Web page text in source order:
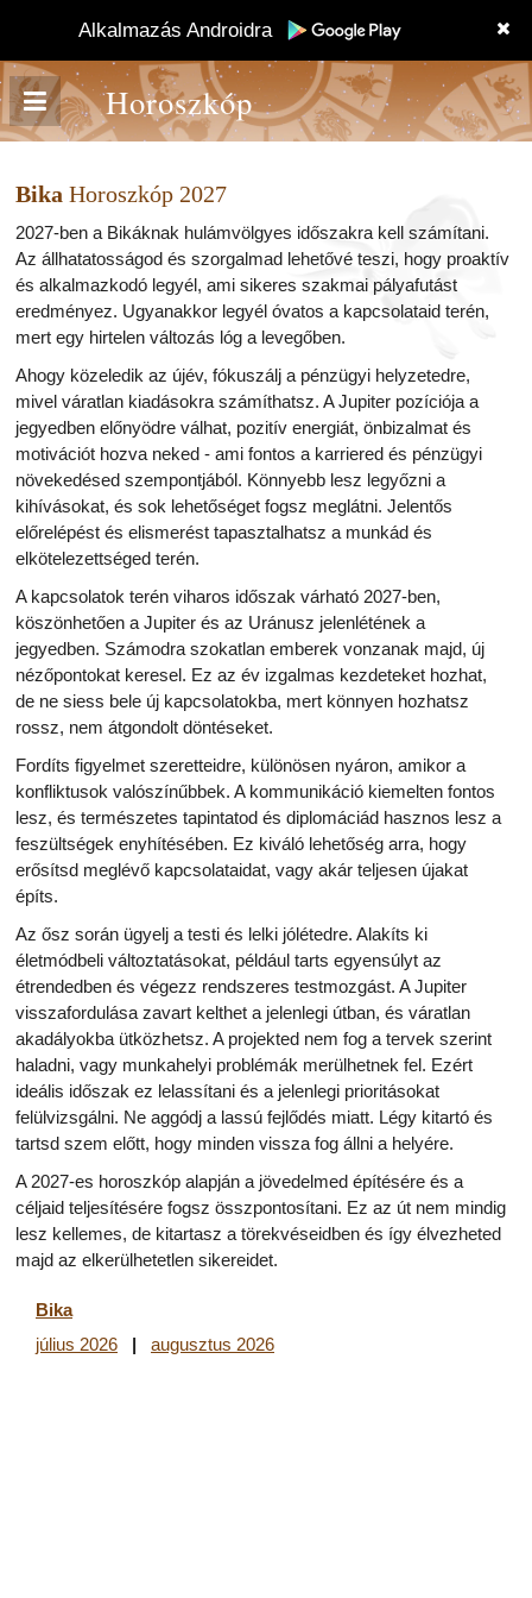
Alkalmazás Androidra
Horoszkóp
Bika Horoszkóp 2027
2027-ben a Bikáknak hulámvölgyes időszakra kell számítani.
Az állhatatosságod és szorgalmad lehetővé teszi, hogy proaktív
és alkalmazkodó legyél, ami sikeres szakmai pályafutást
eredményez. Ugyanakkor legyél óvatos a kapcsolataid terén,
mert egy hirtelen változás lóg a levegőben.
Ahogy közeledik az újév, fókuszálj a pénzügyi helyzetedre,
mivel váratlan kiadásokra számíthatsz. A Jupiter pozíciója a
jegyedben előnyödre válhat, pozitív energiát, önbizalmat és
motivációt hozva neked - ami fontos a karriered és pénzügyi
növekedésed szempontjából. Könnyebb lesz legyőzni a
kihívásokat, és sok lehetőséget fogsz meglátni. Jelentős
előrelépést és elismerést tapasztalhatsz a munkád és
elkötelezettséged terén.
A kapcsolatok terén viharos időszak várható 2027-ben,
köszönhetően a Jupiter és az Uránusz jelenlétének a
jegyedben. Számodra szokatlan emberek vonzanak majd, új
nézőpontokat keresel. Ez az év izgalmas kezdeteket hozhat,
de ne siess bele új kapcsolatokba, mert könnyen hozhatsz
rossz, nem átgondolt döntéseket.
Fordíts figyelmet szeretteidre, különösen nyáron, amikor a
konfliktusok valószínűbbek. A kommunikáció kiemelten fontos
lesz, és természetes tapintatod és diplomáciád hasznos lesz a
feszültségek enyhítésében. Ez kiváló lehetőség arra, hogy
erősítsd meglévő kapcsolataidat, vagy akár teljesen újakat
építs.
Az ősz során ügyelj a testi és lelki jólétedre. Alakíts ki
életmódbeli változtatásokat, például tarts egyensúlyt az
étrendedben és végezz rendszeres testmozgást. A Jupiter
visszafordulása zavart kelthet a jelenlegi útban, és váratlan
akadályokba ütközhetsz. A projekted nem fog a tervek szerint
haladni, vagy munkahelyi problémák merülhetnek fel. Ezért
ideális időszak ez lelassítani és a jelenlegi prioritásokat
felülvizsgálni. Ne aggódj a lassú fejlődés miatt. Légy kitartó és
tartsd szem előtt, hogy minden vissza fog állni a helyére.
A 2027-es horoszkóp alapján a jövedelmed építésére és a
céljaid teljesítésére fogsz összpontosítani. Ez az út nem mindig
lesz kellemes, de kitartasz a törekvéseidben és így élvezheted
majd az elkerülhetetlen sikereidet.
Bika
július 2026 | augusztus 2026